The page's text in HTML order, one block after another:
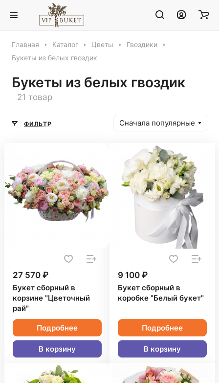
Главная Каталог Цветы
Гвоздики
Букеты из белых гвоздик
Букеты из белых гвоздик
21 товар
ФИЛЬТР Сначала популярные
27 570 ₽
Букет сборный в
корзине "Цветочный
рай"
Подробнее
В корзину
9 100 ₽
Букет сборный в
коробке "Белый букет"
Подробнее
В корзину